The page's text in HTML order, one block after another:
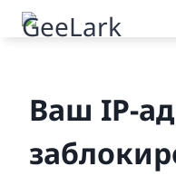
Перейти
Ваш IP-